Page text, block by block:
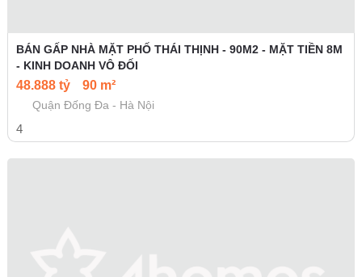
BÁN GẤP NHÀ MẶT PHỐ THÁI THỊNH - 90M2 - MẶT TIỀN 8M
- KINH DOANH VÔ ĐỐI
48.888 tỷ 90 m²
Quận Đống Đa - Hà Nội
4